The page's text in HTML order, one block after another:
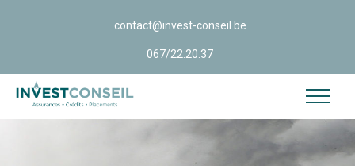
contact@invest-conseil.be
067/22.20.37